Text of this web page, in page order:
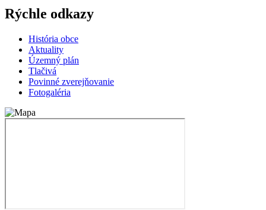
Rýchle odkazy
História obce
Aktuality
Územný plán
Tlačivá
Povinné zverejňovanie
Fotogaléria